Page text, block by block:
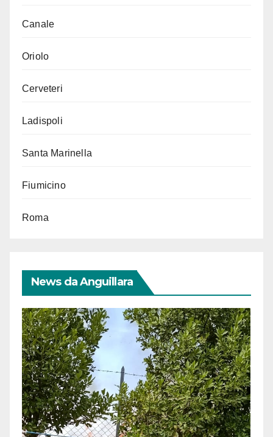
Canale
Oriolo
Cerveteri
Ladispoli
Santa Marinella
Fiumicino
Roma
News da Anguillara